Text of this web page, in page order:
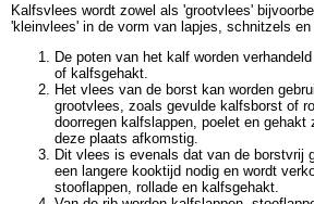
Kalfsvlees wordt zowel als 'grootvlees'
'kleinvlees' in de vorm van lapjes, schnitzels en
De poten van het kalf worden
of kalfsgehakt.
Het vlees van de borst kan worden
grootvlees, zoals gevulde kalfsborst of
doorregen kalfslappen, poelet en
deze plaats afkomstig.
Dit vlees is evenals dat van de borstvrij
een langere kooktijd nodig en wordt
stooflappen, rollade en kalfsgehakt.